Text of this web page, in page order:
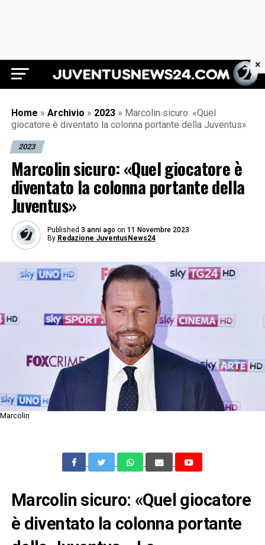
Juventus News 24
Home » Archivio » 2023 » Marcolin sicuro: «Quel
giocatore è diventato la colonna portante della Juventus»
2023
Marcolin sicuro: «Quel giocatore è
diventato la colonna portante della
Juventus»
Published 3 anni ago on 11 Novembre 2023
By Redazione JuventusNews24
Marcolin
Marcolin sicuro: «Quel giocatore
è diventato la colonna portante
×